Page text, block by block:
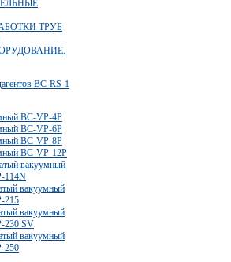
ТРУБ
BC-RS-1
BC-VP-4P
BC-VP-6P
BC-VP-8P
BC-VP-12P
вакуумный
114N
вакуумный
215
вакуумный
230 SV
вакуумный
250